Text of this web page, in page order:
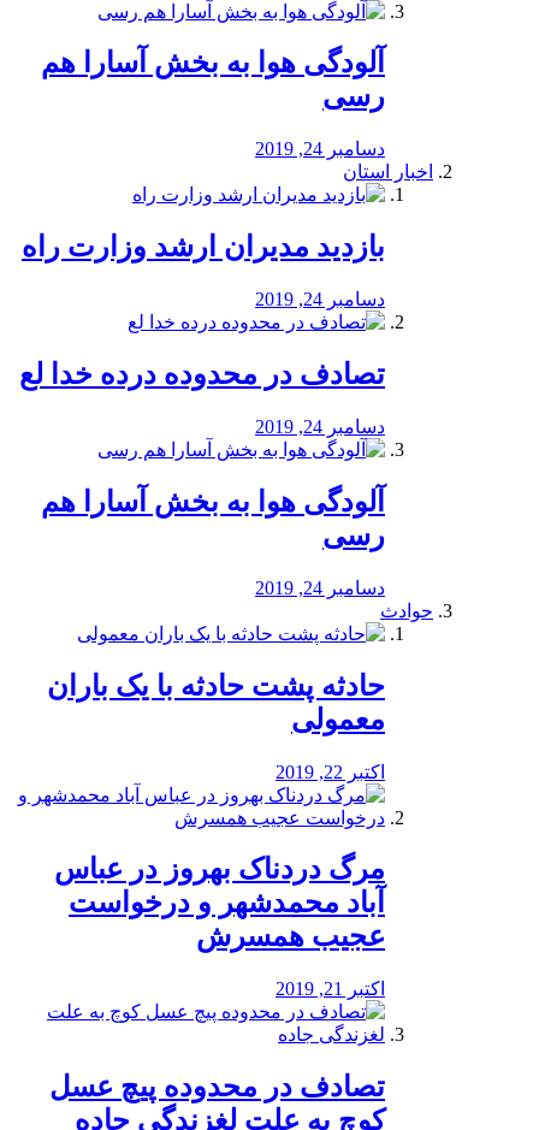
آلودگی هوا به بخش آسارا هم
رسی
دسامبر 24, 2019
اخبار استان
بازدید مدیران ارشد وزارت راه
دسامبر 24, 2019
تصادف در محدوده درده خدا لع
دسامبر 24, 2019
آلودگی هوا به بخش آسارا هم
رسی
دسامبر 24, 2019
حوادث
️حادثه پشت حادثه با یک باران
معمولی
اکتبر 22, 2019
مرگ دردناک بهروز در عباس
آباد محمدشهر و درخواست
عجیب همسرش
اکتبر 21, 2019
تصادف در محدوده پیچ عسل
کوچ به علت لغزندگی جاده